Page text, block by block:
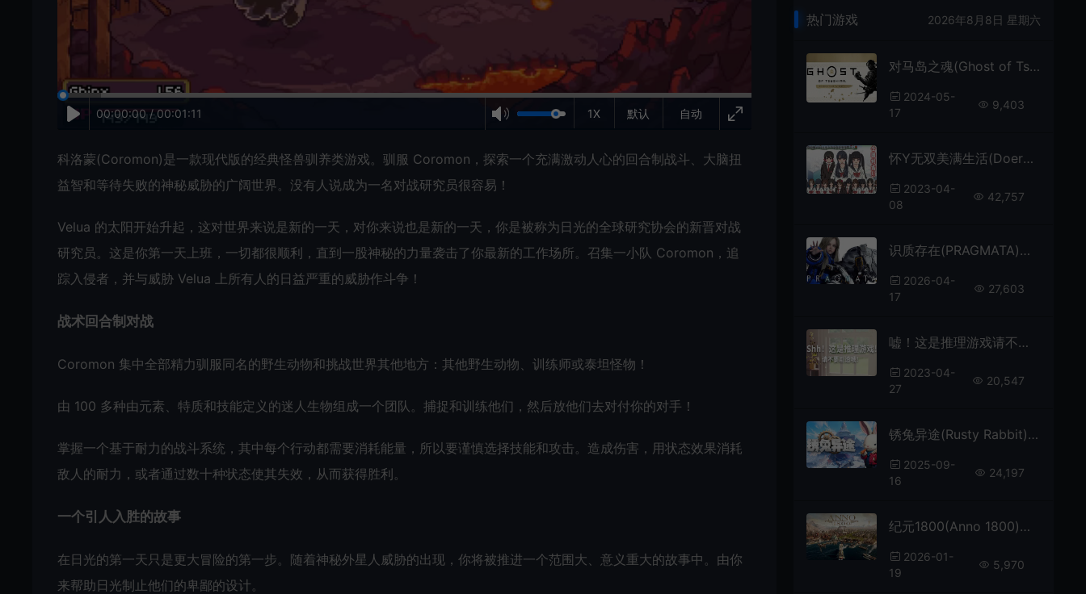
自动
1X 默认
00:00:00 / 00:01:11
科洛蒙(Coromon)是一款现代版的经典怪兽驯养类游戏。驯服 Coromon，探索一个充满激动人心的回合制战斗、大脑扭
益智和等待失败的神秘威胁的广阔世界。没有人说成为一名对战研究员很容易！
Velua 的太阳开始升起，这对世界来说是新的一天，对你来说也是新的一天，你是被称为日光的全球研究协会的新晋对战
研究员。这是你第一天上班，一切都很顺利，直到一股神秘的力量袭击了你最新的工作场所。召集一小队 Coromon，追
踪入侵者，并与威胁 Velua 上所有人的日益严重的威胁作斗争！
战术回合制对战
Coromon 集中全部精力驯服同名的野生动物和挑战世界其他地方：其他野生动物、训练师或泰坦怪物！
由 100 多种由元素、特质和技能定义的迷人生物组成一个团队。捕捉和训练他们，然后放他们去对付你的对手！
掌握一个基于耐力的战斗系统，其中每个行动都需要消耗能量，所以要谨慎选择技能和攻击。造成伤害，用状态效果消耗
敌人的耐力，或者通过数十种状态使其失效，从而获得胜利。
一个引人入胜的故事
在日光的第一天只是更大冒险的第一步。随着神秘外星人威胁的出现，你将被推进一个范围大、意义重大的故事中。由你
来帮助日光制止他们的卑鄙的设计。
热门游戏 2026年8月8日 星期六
对马岛之魂(Ghost of Tsushima)开放世界动作游戏|下载
2024-05-
17
9,403
怀Y无双美满生活(Doero Life)卡通美少女策略游戏|下载
2023-04-
08
42,757
识质存在(PRAGMATA)科幻动作冒险游戏|下载
2026-04-
17
27,603
嘘！这是推理游戏请不要剧透哦(Shh! This is a mystery game! )简中|PC|PUZ|休闲解谜推理游戏
2023-04-
27
20,547
锈兔异途(Rusty Rabbit)横版动作冒险游戏|下载
2025-09-
16
24,197
纪元1800(Anno 1800)工业模拟策略游戏|下载
2026-01-
19
5,970